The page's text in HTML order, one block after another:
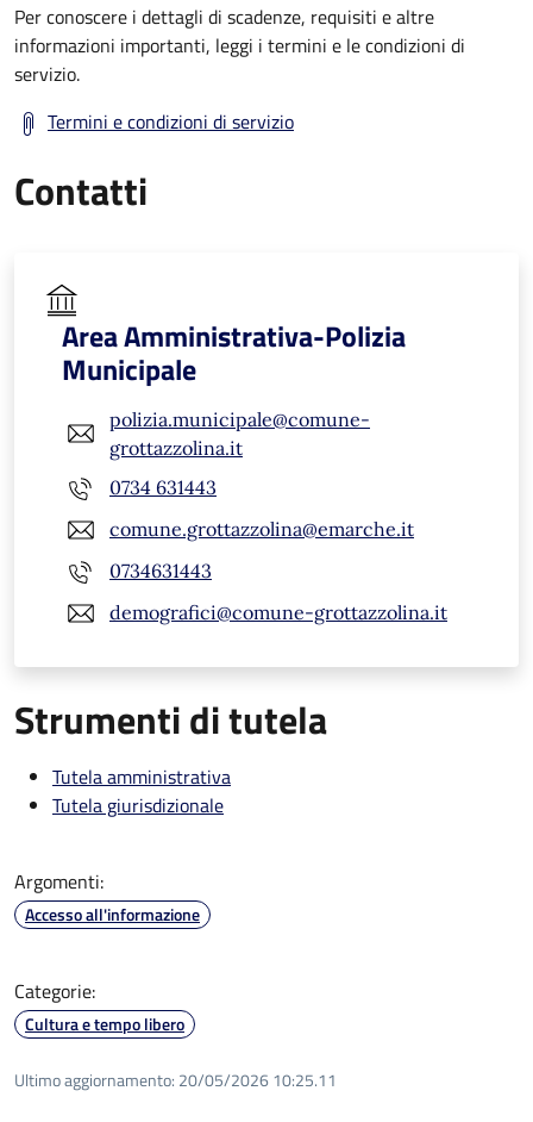
Per conoscere i dettagli di scadenze, requisiti e altre
informazioni importanti, leggi i termini e le condizioni di
servizio.
Termini e condizioni di servizio
Contatti
Area Amministrativa-Polizia
Municipale
polizia.municipale@comune-
grottazzolina.it
0734 631443
comune.grottazzolina@emarche.it
0734631443
demografici@comune-grottazzolina.it
Strumenti di tutela
Tutela amministrativa
Tutela giurisdizionale
Argomenti:
Accesso all'informazione
Categorie:
Cultura e tempo libero
Ultimo aggiornamento: 20/05/2026 10:25.11